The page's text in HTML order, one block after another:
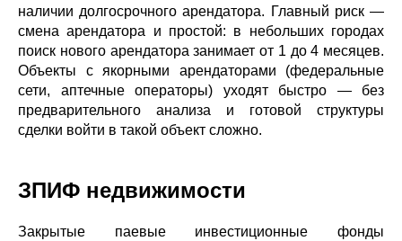
наличии долгосрочного арендатора. Главный риск —
смена арендатора и простой: в небольших городах
поиск нового арендатора занимает от 1 до 4 месяцев.
Объекты с якорными арендаторами (федеральные
сети, аптечные операторы) уходят быстро — без
предварительного анализа и готовой структуры
сделки войти в такой объект сложно.
ЗПИФ недвижимости
Закрытые паевые инвестиционные фонды